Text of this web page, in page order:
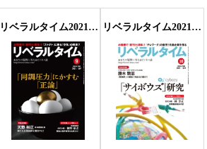
リベラルタイム2021年9月号 リベラルタイム2021年10月号